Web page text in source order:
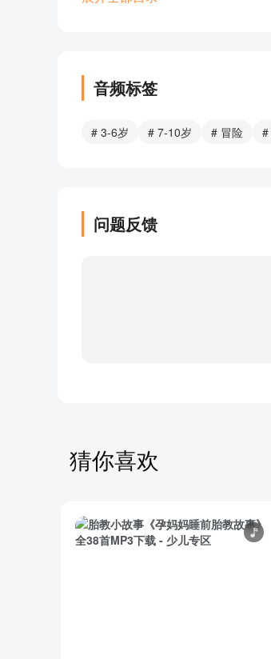
【人际交往】29雪人的拥抱（小
【积极进取】28噼里啪啦商店（
【世界家庭日】27快乐岛（小云
【情绪管理】23神奇的帽子（小云
【认真专注】22云朵上课（小云熊
【自信勇敢】20不会青蛙叫的青
【情绪管理】19北北被风吹跑了
【懂得分享】12北北的云朵小车
【懂得分享】11今天一起过生日
【习惯培养】09你想不想吃蛋炒
部分目录展示 ▶ 下载后解锁 38
音频标签
# 3-6岁 # 7-10岁 # 冒险
问题反馈
猜你喜欢